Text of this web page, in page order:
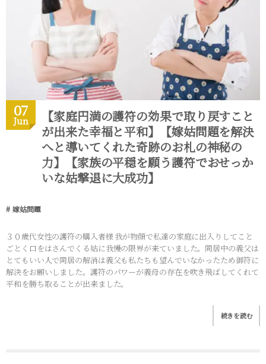
07
Jun
【家庭円満の護符の効果で取り戻すこと
が出来た幸福と平和】【嫁姑問題を解決
へと導いてくれた奇跡のお札の神秘の
力】【家族の平穏を願う護符でおせっか
いな姑撃退に大成功】
嫁姑問題
３０歳代女性の護符の購入者様 我が物顔で私達の家庭に出入りしてこと
ごとく口をはさんでくる姑に我慢の限界が来ていました。同居中の義父は
とてもいい人で同居の解消は義父も私たちも望んでいなかったため御符に
解決をお願いしました。護符のパワーが義母の存在を吹き飛ばしてくれて
平和を勝ち取ることが出来ました。
続きを読む